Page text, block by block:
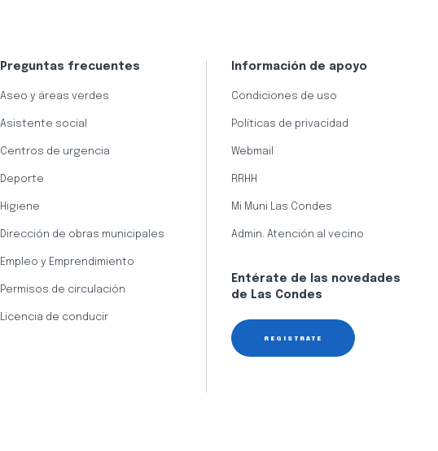
Preguntas frecuentes
Aseo y áreas verdes
Asistente social
Centros de urgencia
Deporte
Higiene
Dirección de obras municipales
Empleo y Emprendimiento
Permisos de circulación
Licencia de conducir
Información de apoyo
Condiciones de uso
Políticas de privacidad
Webmail
RRHH
Mi Muni Las Condes
Admin. Atención al vecino
Entérate de las novedades
de Las Condes
REGÍSTRATE